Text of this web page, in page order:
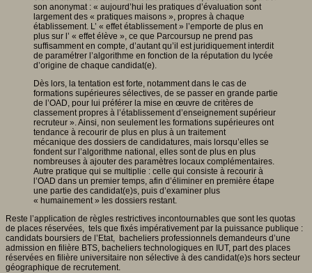
son anonymat : « aujourd’hui les pratiques d’évaluation sont
largement des « pratiques maisons », propres à chaque
établissement. L’ « effet établissement » l’emporte de plus en
plus sur l’ « effet élève », ce que Parcoursup ne prend pas
suffisamment en compte, d’autant qu’il est juridiquement interdit
de paramétrer l’algorithme en fonction de la réputation du lycée
d’origine de chaque candidat(e).
Dès lors, la tentation est forte, notamment dans le cas de
formations supérieures sélectives, de se passer en grande partie
de l’OAD, pour lui préférer la mise en œuvre de critères de
classement propres à l’établissement d’enseignement supérieur
recruteur ». Ainsi, non seulement les formations supérieures ont
tendance à recourir de plus en plus à un traitement
mécanique des dossiers de candidatures, mais lorsqu’elles se
fondent sur l’algorithme national, elles sont de plus en plus
nombreuses à ajouter des paramètres locaux complémentaires.
Autre pratique qui se multiplie : celle qui consiste à recourir à
l’OAD dans un premier temps, afin d’éliminer en première étape
une partie des candidat(e)s, puis d’examiner plus
« humainement » les dossiers restant.
Reste l’application de règles restrictives incontournables que sont les quotas
de places réservées, tels que fixés impérativement par la puissance publique :
candidats boursiers de l’Etat, bacheliers professionnels demandeurs d’une
admission en filière BTS, bacheliers technologiques en IUT, part des places
réservées en filière universitaire non sélective à des candidat(e)s hors secteur
géographique de recrutement.